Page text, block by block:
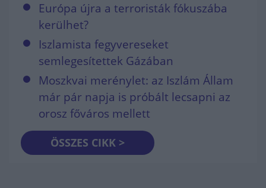
Európa újra a terroristák fókuszába
kerülhet?
Iszlamista fegyvereseket
semlegesítettek Gázában
Moszkvai merénylet: az Iszlám Állam
már pár napja is próbált lecsapni az
orosz főváros mellett
ÖSSZES CIKK >